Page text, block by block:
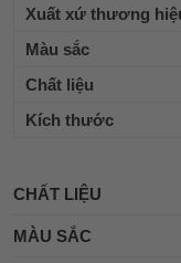
Xuất xứ thương
Màu sắc
Chất liệu
Kích thước
CHẤT LIỆU
MÀU SẮC